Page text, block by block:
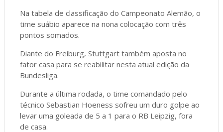
Na tabela de classificação do Campeonato Alemão, o
time suábio aparece na nona colocação com três
pontos somados.
Diante do Freiburg, Stuttgart também aposta no
fator casa para se reabilitar nesta atual edição da
Bundesliga.
Durante a última rodada, o time comandado pelo
técnico Sebastian Hoeness sofreu um duro golpe ao
levar uma goleada de 5 a 1 para o RB Leipzig, fora
de casa.